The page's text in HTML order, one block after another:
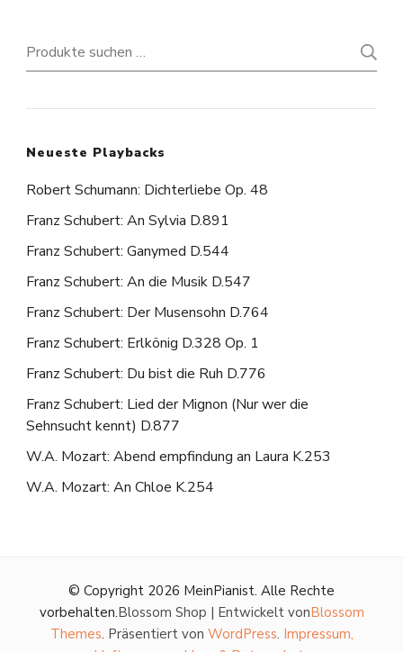
Suchen
nach:
Neueste Playbacks
Robert Schumann: Dichterliebe Op. 48
Franz Schubert: An Sylvia D.891
Franz Schubert: Ganymed D.544
Franz Schubert: An die Musik D.547
Franz Schubert: Der Musensohn D.764
Franz Schubert: Erlkönig D.328 Op. 1
Franz Schubert: Du bist die Ruh D.776
Franz Schubert: Lied der Mignon (Nur wer die
Sehnsucht kennt) D.877
W.A. Mozart: Abend empfindung an Laura K.253
W.A. Mozart: An Chloe K.254
© Copyright 2026 MeinPianist. Alle Rechte
vorbehalten.Blossom Shop | Entwickelt vonBlossom
Themes. Präsentiert von WordPress. Impressum,